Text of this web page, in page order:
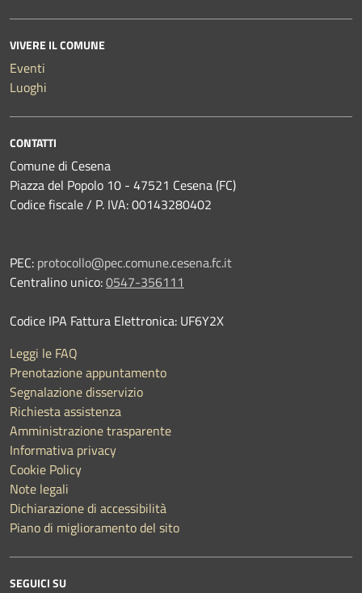
VIVERE IL COMUNE
Eventi
Luoghi
CONTATTI
Comune di Cesena
Piazza del Popolo 10 - 47521 Cesena (FC)
Codice fiscale / P. IVA: 00143280402
PEC: protocollo@pec.comune.cesena.fc.it
Centralino unico:0547-356111
Codice IPA Fattura Elettronica: UF6Y2X
Leggi le FAQ
Prenotazione appuntamento
Segnalazione disservizio
Richiesta assistenza
Amministrazione trasparente
Informativa privacy
Cookie Policy
Note legali
Dichiarazione di accessibilità
Piano di miglioramento del sito
SEGUICI SU